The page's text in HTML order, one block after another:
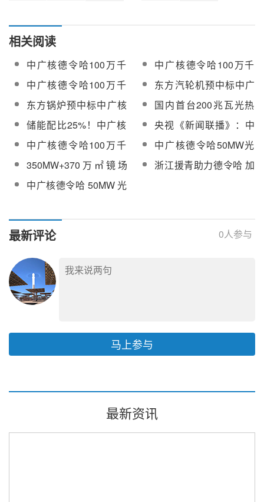
相关阅读
中广核德令哈100万千
瓦光热储一体化项目汽
轮发电机组公开招标
中广核德令哈100万千
瓦光热储一体化项目聚
光集热系统公开招标
中广核德令哈100万千
瓦光热储一体化项目蒸
汽发生系统公开招标
东方汽轮机预中标中广
核德令哈100万千瓦光
热储项目汽轮发电机组
东方锅炉预中标中广核
德令哈100万千瓦光热
储一体化项目蒸汽发生
系统
国内首台200兆瓦光热
汽轮机发运！将应用于
中广核德令哈100万千
瓦光热储一体化项目
储能配比25%！中广核
德令哈100万千瓦光热
储一体化项目建设如火
如荼
央视《新闻联播》：中
广核德令哈100万千瓦
光热储一体化项目取得
新进展
中广核德令哈100万千
瓦光热储一体化项目
2026年度日常检修维护
服务采购
中广核德令哈50MW光
热电站2026-2028年反
射镜备品备件框架采购
350MW+370万㎡镜场
+15h储能！全球单机储
热容量最大光热电站在
浙江援青助力德令哈 加
中广核德令哈 50MW 光
标
最新评论 0人参与
马上参与
最新资讯